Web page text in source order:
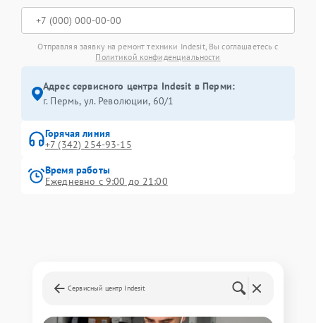
Отправляя заявку на ремонт техники Indesit, Вы соглашаетесь с
Политикой конфиденциальности
Адрес сервисного центра Indesit в Перми:
г. Пермь, ул. ​Революции, 60/1
Горячая линия
+7 (342) 254-93-15
Время работы
Ежедневно с 9:00 до 21:00
Сервисный центр Indesit